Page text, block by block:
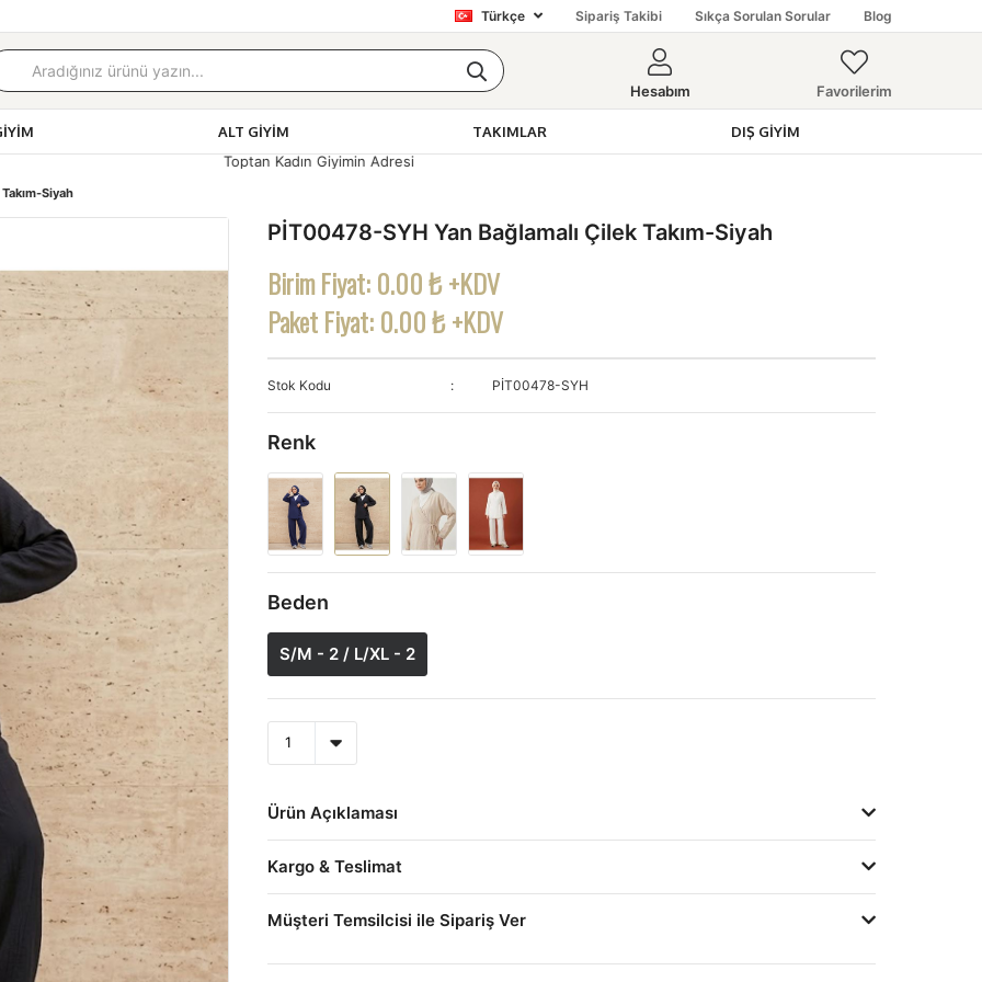
Türkçe Sipariş Takibi Sıkça Sorulan Sorular Blog
Hesabım Favorilerim
ALT GIYIM TAKIMLAR
DIŞ GIYIM
Toptan Kadın Giyimin Adresi
Siyah
PİT00478-SYH Yan Bağlamalı Çilek Takım-Siyah
Birim Fiyat:0.00 ₺ +KDV
Paket Fiyat:0.00 ₺ +KDV
Stok Kodu PİT00478-SYH
Renk
Beden
S/M - 2 / L/XL - 2
Ürün Açıklaması
Kargo & Teslimat
Müşteri Temsilcisi ile Sipariş Ver